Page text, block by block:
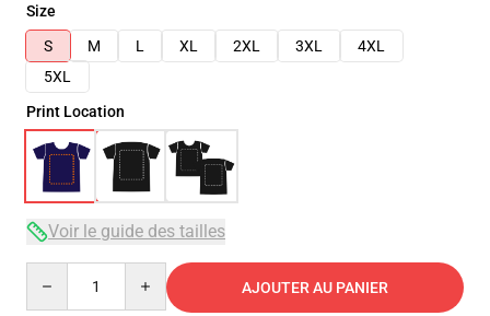
Size
S
M L XL 2XL 3XL
4XL
5XL
Print Location
Voir le guide des tailles
AJOUTER AU PANIER